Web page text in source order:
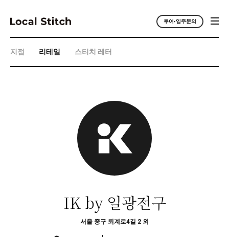
투어•입주문의
지점 리테일 스티치 레터
IK by 일광전구
서울 중구 퇴계로4길 2 외